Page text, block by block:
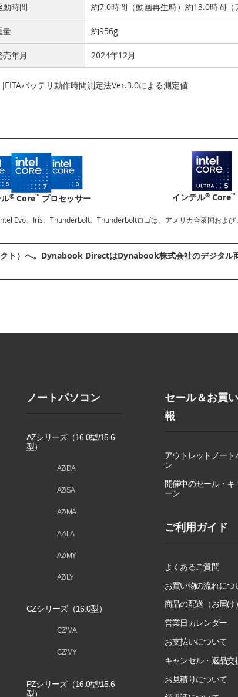
動時間 約7.0時間（動画再生時）約13.0時間（
量 約956g
売年月 2024年12月
バッテリ動作時間測定法Ver.3.0による測定値
® Core™ プロセッサー インテル®Core™
Evo、Iris、Thunderbolt、Thunderboltロゴは、アメリカ合衆国および
ト）へ。Dynabook DirectはDynabook株式会社のデジタル
ノートパソコン
AZシリーズ（16.0型/15.6
型）
AZ/DA
AZ/SA
AZ/MA
AZ/LA
AZ/MY
AZ/LY
CZシリーズ（16.0型）
CZ/MA
CZ/MY
PZシリーズ（16.0型/15.6
型）
セール＆お買
報
アウトレットノート
ン
開催中のセール・キ
ーン
ご利用ガイド
よくあるご質問
お買い物の流れにつ
商品の配送（お届け）
営業日カレンダー
お支払いについて
キャンセル・返品交
お見積りについて